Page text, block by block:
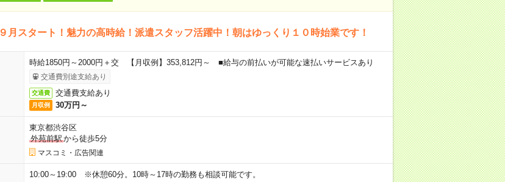
９月スタート！魅力の高時給！派遣スタッフ活躍中！朝はゆっくり１０時始業です！
時給1850円～2000円＋交 【月収例】353,812円～ ■給与の前払いが可能な速払いサービスあり
交通費別途支給あり
交通費 交通費支給あり
月収例 30万円～
東京都渋谷区
外苑前駅から徒歩5分
マスコミ・広告関連
10:00～19:00 ※休憩60分。10時～17時の勤務も相談可能です。